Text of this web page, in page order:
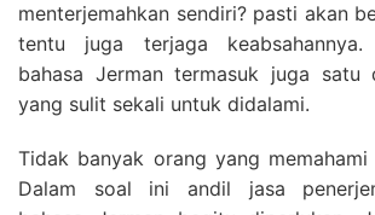
menterjemahkan sendiri? pasti akan
tentu juga terjaga
bahasa Jerman termasuk juga satu
yang sulit sekali untuk didalami.
Tidak banyak orang yang memahami
Dalam soal ini andil jasa